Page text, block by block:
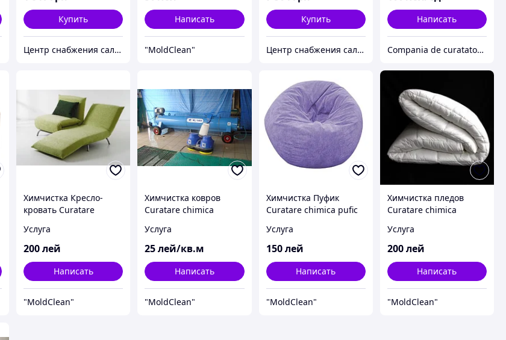
Купить
Центр снабжения салонов красоты DenIC
Написать
"MoldClean"
Купить
Центр снабжения салонов красоты DenIC
Написать
Compania de curatatorie chimica - ***Master Cleaning***
Химчистка Кресло-
кровать Curatare
Chisinau
Услуга
200лей
Написать
"MoldClean"
Химчистка ковров
Curatare chimica
Услуга
25лей/кв.м
Написать
"MoldClean"
Химчистка Пуфик
Curatare chimica pufic
Услуга
150 лей
Написать
"MoldClean"
Химчистка пледов
Curatare chimica
Услуга
200лей
Написать
"MoldClean"